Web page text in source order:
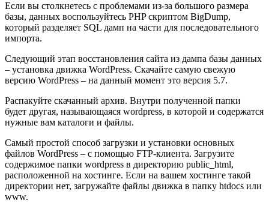
Если вы столкнетесь с проблемами из-за большого размера
базы, данных воспользуйтесь PHP скриптом BigDump,
который разделяет SQL дамп на части для последовательного
импорта.
Следующий этап восстановления сайта из дампа базы данных
– установка движка WordPress. Скачайте самую свежую
версию WordPress – на данный момент это версия 5.7.
Распакуйте скачанный архив. Внутри полученной папки
будет другая, называющаяся wordpress, в которой и содержатся
нужные вам каталоги и файлы.
Самый простой способ загрузки и установки основных
файлов WordPress – с помощью FTP-клиента. Загрузите
содержимое папки wordpress в директорию public_html,
расположенной на хостинге. Если на вашем хостинге такой
директории нет, загружайте файлы движка в папку htdocs или
www.